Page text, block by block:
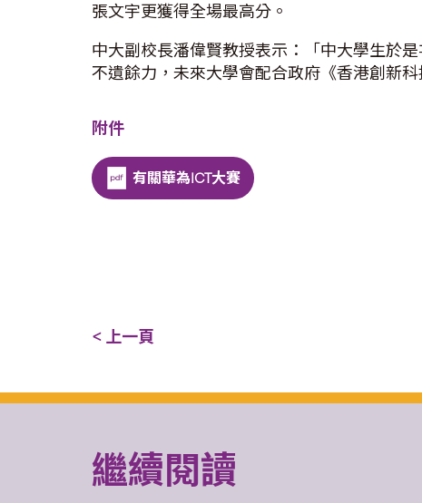
張文宇更獲得全場最高分。
中大副校長潘偉賢教授表示：「中大學生於
不遺餘力，未來大學會配合政府《香港創新
附件
有關華為ICT大賽
< 上一頁
繼續閱讀